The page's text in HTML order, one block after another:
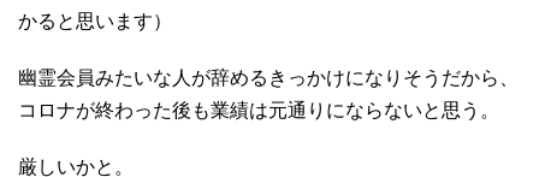
かると思います）
幽霊会員みたいな人が辞めるきっかけになりそうだから、
コロナが終わった後も業績は元通りにならないと思う。
厳しいかと。